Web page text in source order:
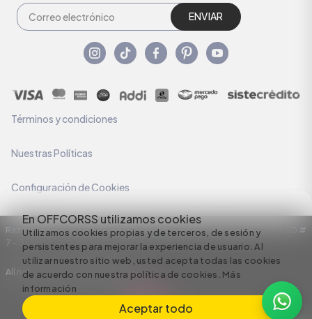
En OFFCORSS utilizamos cookies
Utilizamos cookies propias y de terceros, de sesión y
persistentes para mejorar la experiencia de usuario. Al
utilizar nuestro sitio web, usted acepta todas las cookies
de acuerdo con nuestra política de cookies. Más
información
Aceptar todo
ENVIAR
Términos y condiciones
Nuestras Políticas
Configuración de Cookies
Razón Social: C.I HERMECO S.A. NIT: 890924167-6 Dirección: Carrera 50 #
7 – 35
All rights reserved empowered by